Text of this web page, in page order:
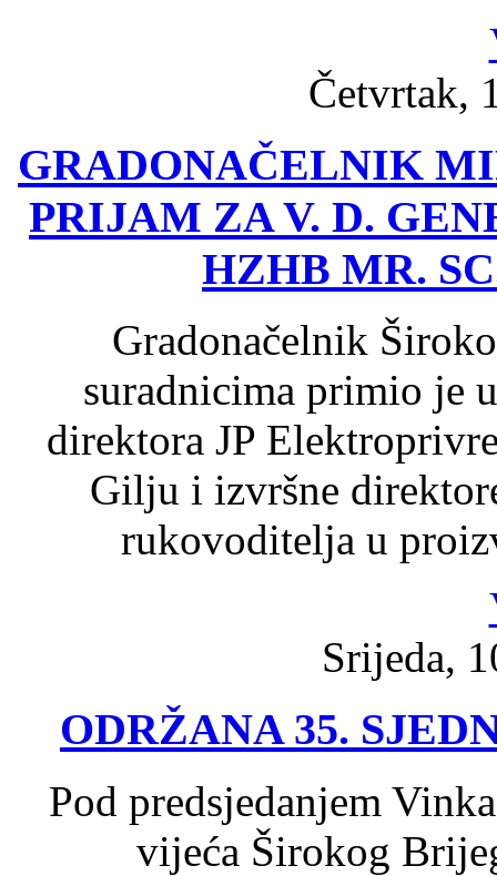
Četvrtak,
GRADONAČELNIK
PRIJAM ZA V. D.
HZHB MR.
Gradonačelnik
suradnicima primio je
direktora JP
Gilju i izvršne
rukovoditelja u
Srijeda,
ODRŽANA 35.
Pod predsjedanjem
vijeća Širokog